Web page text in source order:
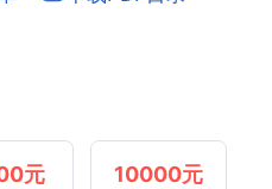
元 10000元